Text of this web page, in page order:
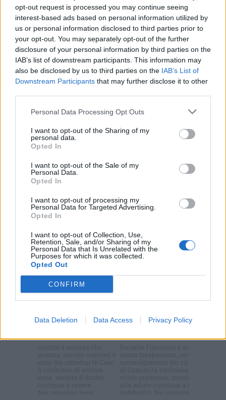
opt-out request is processed you may continue seeing
interest-based ads based on personal information utilized by
us or personal information disclosed to third parties prior to
your opt-out. You may separately opt-out of the further
disclosure of your personal information by third parties on the
IAB’s list of downstream participants. This information may
also be disclosed by us to third parties on the IAB’s List of
Downstream Participants that may further disclose it to other
Personal Data Processing Opt Outs
I want to opt-out of the Sharing of my
personal data.
Opted In
I want to opt-out of the Sale of my
Personal Data.
Opted In
I want to opt-out of processing my
Personal Data for Targeted Advertising.
Opted In
I want to opt-out of Collection, Use,
Retention, Sale, and/or Sharing of my
Personal Data that Is Unrelated with the
Purposes for which it was collected.
Opted Out
CONFIRM
Data Deletion Data Access Privacy Policy
Via Confalonieri, 5
Castronno
Tutti gli eventi
diagosto
gea.somazzi@legnanonews.com
Noi di LegnanoNews abbiamo a cuore l'informazione del
nostro territorio e cerchiamo di essere sempre in prima
linea per informarvi con attenzione.
PIÙ INFORMAZIONI SU
palio 2026
LEGGI GLI ALTRI ARTICOLI DI
Selezioniamo per te
Il meglio di